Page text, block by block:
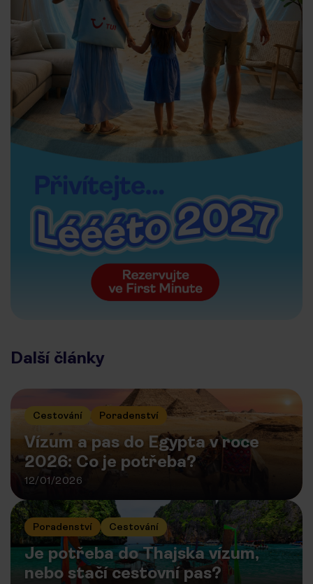
Další články
Cestování Poradenství
Vízum a pas do Egypta v roce
2026: Co je potřeba?
12/01/2026
Poradenství Cestování
Je potřeba do Thajska vízum,
nebo stačí cestovní pas?